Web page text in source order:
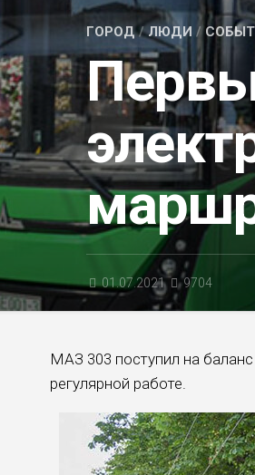
ГОРОД/ЛЮДИ /
01.07.2021 9704
МАЗ 303 поступил на баланс
регулярной работе.